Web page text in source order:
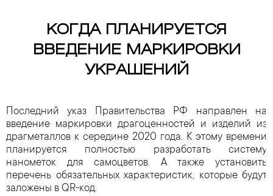
КОГДА ПЛАНИРУЕТСЯ
ВВЕДЕНИЕ МАРКИРОВКИ
УКРАШЕНИЙ
Последний указ Правительства РФ направлен на
введение маркировки драгоценностей и изделий из
драгметаллов к середине 2020 года. К этому времени
планируется полностью разработать систему
нанометок для самоцветов. А также установить
перечень обязательных характеристик, которые будут
заложены в QR-код.